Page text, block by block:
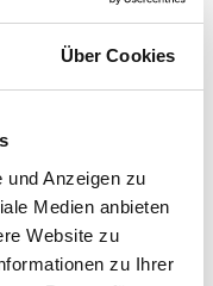
Über Cookies
und Anzeigen zu
Medien anbieten
Website zu
zu Ihrer
dabei der
Blick auf das
machte TMP
Mittelstand
und bezahlbares
Bürokratie,